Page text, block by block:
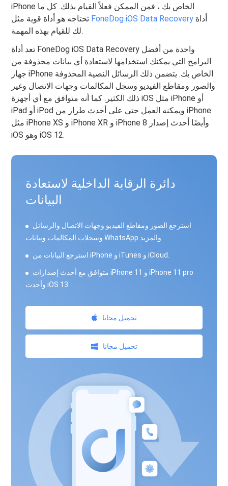
iPhone الخاص بك ، فمن الممكن فعلاً القيام بذلك. كل ما
FoneDog iOS Data Recovery
لك للقيام بهذه المهمة.
تعد أداة FoneDog iOS Data Recovery واحدة من أفضل
البرامج التي يمكنك استخدامها لاستعادة أي بيانات محذوفة من
جهاز iPhone الخاص بك. يتضمن ذلك الرسائل النصية المحذوفة
والصور ومقاطع الفيديو وسجل المكالمات وجهات الاتصال وغير
ذلك الكثير. كما أنه متوافق مع أي أجهزة iOS مثل iPhone أو
iPad أو iPod ويمكنه العمل حتى على أحدث طراز من iPhone
مثل iPhone XS و iPhone XR و iPhone 8 وأيضًا أحدث إصدار
iOS وهو iOS 12.
دائرة الرقابة الداخلية لاستعادة
البيانات
استرجع الصور ومقاطع الفيديو وجهات الاتصال والرسائل
وسجلات المكالمات وبيانات WhatsApp والمزيد.
استرجع البيانات من iPhone و iTunes و iCloud.
متوافق مع أحدث إصدارات iPhone 11 و iPhone 11 pro
وأحدث iOS 13.
تحميل مجانا
تحميل مجانا